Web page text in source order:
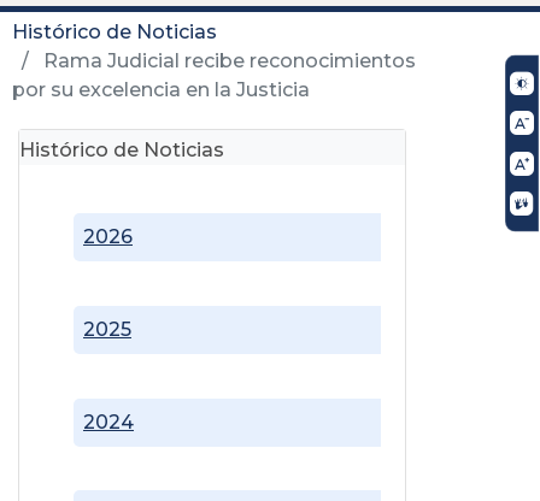
Histórico de Noticias
Rama Judicial recibe reconocimientos
por su excelencia en la Justicia
Histórico de Noticias
2024
2025
2026